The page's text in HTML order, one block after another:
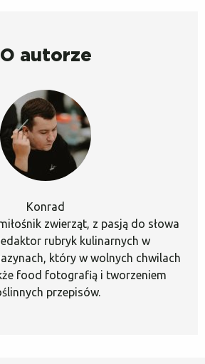
O autorze
Konrad
zwierząt, z pasją do słowa
rubryk kulinarnych w
który w wolnych chwilach
food fotografią i tworzeniem
przepisów.